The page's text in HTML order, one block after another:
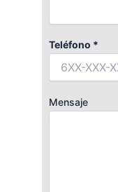
Teléfono *
Mensaje